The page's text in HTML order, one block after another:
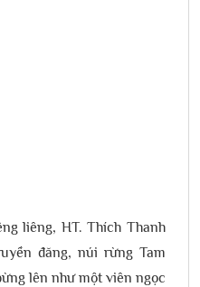
liêng, HT. Thích Thanh
đăng, núi rừng Tam
lên như một viên ngọc